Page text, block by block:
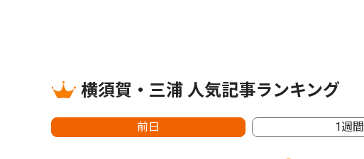
横須賀・三浦 人気記事ランキング
前日 1週間